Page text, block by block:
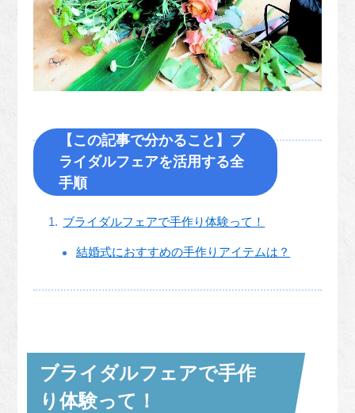
【この記事で分かること】ブ
ライダルフェアを活用する全
手順
ブライダルフェアで手作り体験って！
結婚式におすすめの手作りアイテムは？
ブライダルフェアで手作
り体験って！